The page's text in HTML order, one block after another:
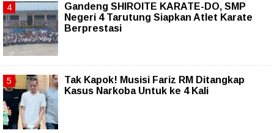
Gandeng SHIROITE KARATE-DO, SMP
Negeri 4 Tarutung Siapkan Atlet Karate
Berprestasi
Tak Kapok! Musisi Fariz RM Ditangkap
Kasus Narkoba Untuk ke 4 Kali